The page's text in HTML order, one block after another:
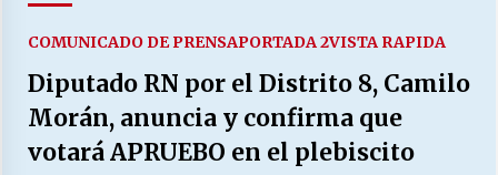
COMUNICADO DE PRENSAPORTADA 2VISTA RAPIDA
Diputado RN por el Distrito 8, Camilo
Morán, anuncia y confirma que
votará APRUEBO en el plebiscito